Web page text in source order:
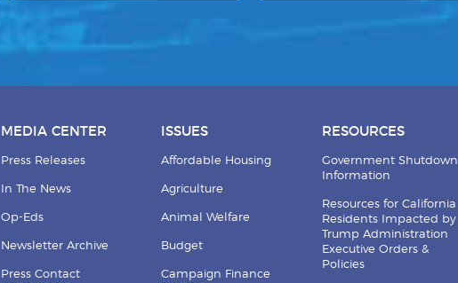
MEDIA CENTER
Press Releases
In The News
Op-Eds
Newsletter Archive
Press Contact
ISSUES
Affordable Housing
Agriculture
Animal Welfare
Budget
Campaign Finance
RESOURCES
Government Shutdown
Information
Resources for California
Residents Impacted by
Trump Administration
Executive Orders &
Policies